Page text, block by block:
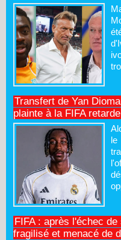
Transfert de Yan
plainte à la FIFA
le
FIFA : après l'échec
fragilisé et menacé de